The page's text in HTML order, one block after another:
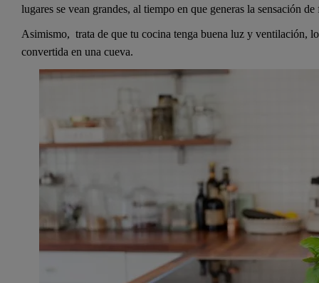
lugares se vean grandes, al tiempo en que generas la sensación de
Asimismo, trata de que tu cocina tenga buena luz y ventilación,
convertida en una cueva.